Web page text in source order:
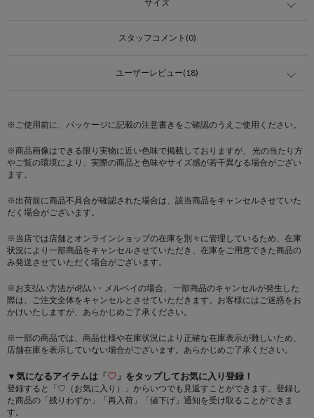
サイズ
スタッフコメント(0)
ユーザーレビュー(18)
※ご使用前に、パッケージに記載の注意書きをご確認のうえご使用ください。
※商品画像はできる限り実物に近い色味で掲載しておりますが、 光の当たり方
やご覧の環境により、実際の商品と色味やサイズ感が若干異なる場合がござい
ます。
※出荷前に商品不具合が確認された場合は、該当商品をキャンセルさせていた
だく場合がございます。
※当店では店舗とオンラインショップの在庫を別々に管理しているため、在庫
状況により一部商品をキャンセルさせていただき、在庫をご用意できた商品の
み発送させていただく場合がございます。
※お支払い方法がd払い・メルペイの場合、 一部商品のキャンセルが発生した
際は、ご注文全体をキャンセルとさせていただきます。お客様にはご迷惑をお
かけいたしますが、あらかじめご了承ください。
※一部の商品では、商品仕様や在庫状況により正確な在庫表示が難しいため、
店舗在庫を表示していない場合がございます。あらかじめご了承ください。
▼気になるアイテムは「♡ 」をタップしてお気に入り登録！
登録すると「♡（お気に入り）」からいつでも見返すことができます。登録し
た商品の「残りわずか」「再入荷」「値下げ」通知を受け取ることができま
す。